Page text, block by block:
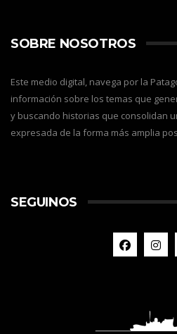
SOBRE NOSOTROS
Este medio digital, navega por la
información sobre los temas que
y buscando historias que consolidan
expresada de la forma más amplia
SEGUINOS